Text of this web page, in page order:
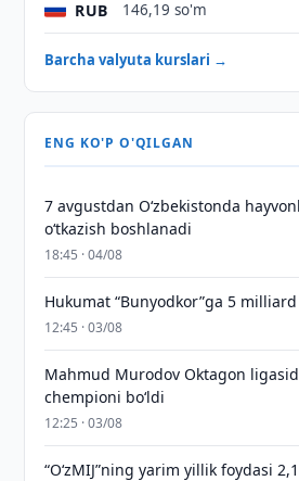
RUB 146,19 so'm
Barcha valyuta kurslari →
ENG KO'P O'QILGAN
7 avgustdan O‘zbekistonda
o‘tkazish boshlanadi
18:45 · 04/08
Hukumat “Bunyodkor”ga 5 milliard
12:45 · 03/08
Mahmud Murodov Oktagon
chempioni bo‘ldi
12:25 · 03/08
“O‘zMIJ”ning yarim yillik foydasi